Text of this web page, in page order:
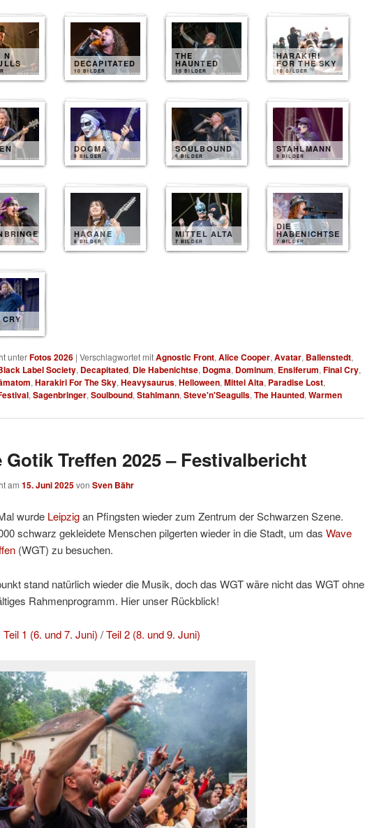
N
DECAPITATED
10 BILDER
THE
HAUNTED
10 BILDER
HARAKIRI
FOR THE SKY
10 BILDER
DOGMA
9 BILDER
SOULBOUND
9 BILDER
STAHLMANN
9 BILDER
HAGANE
8 BILDER
MITTEL ALTA
7 BILDER
DIE
HABENICHTSE
7 BILDER
unterFotos 2026 | Verschlagwortet mitAgnostic Front, Alice Cooper, Avatar, Ballenstedt,
Label Society, Decapitated, Die Habenichtse, Dogma, Dominum, Ensiferum, Final Cry,
, Harakiri For The Sky, Heavysaurus, Helloween, Mittel Alta, Paradise Lost,
, Sagenbringer, Soulbound, Stahlmann, Steve'n'Seagulls, The Haunted, Warmen
Gotik Treffen 2025 – Festivalbericht
am 15. Juni 2025von Sven Bähr
wurde Leipzigan Pfingsten wieder zum Zentrum der Schwarzen Szene.
schwarz gekleidete Menschen pilgerten wieder in die Stadt, um das Wave
(WGT) zu besuchen.
stand natürlich wieder die Musik, doch das WGT wäre nicht das WGT ohne
Rahmenprogramm. Hier unser Rückblick!
Teil 1 (6. und 7. Juni) /Teil 2 (8. und 9. Juni)